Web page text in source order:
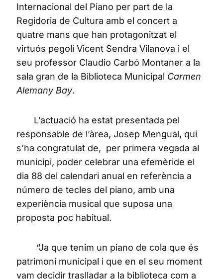
Internacional del Piano per part de la
Regidoria de Cultura amb el concert a
quatre mans que han protagonitzat el
virtuós pegolí Vicent Sendra Vilanova i el
seu professor Claudio Carbó Montaner a la
sala gran de la Biblioteca Municipal Carmen
Alemany Bay.
L’actuació ha estat presentada pel
responsable de l’àrea, Josep Mengual, qui
s’ha congratulat de, per primera vegada al
municipi, poder celebrar una efemèride el
dia 88 del calendari anual en referència a
número de tecles del piano, amb una
experiència musical que suposa una
proposta poc habitual.
“Ja que tenim un piano de cola que és
patrimoni municipal i que en el seu moment
vam decidir traslladar a la biblioteca com a